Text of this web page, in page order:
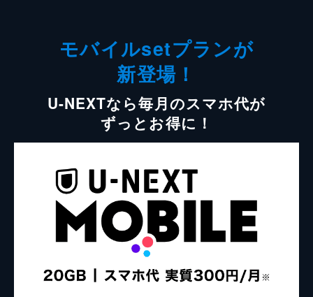
モバイルsetプランが
新登場！
U-NEXTなら毎月のスマホ代が
ずっとお得に！